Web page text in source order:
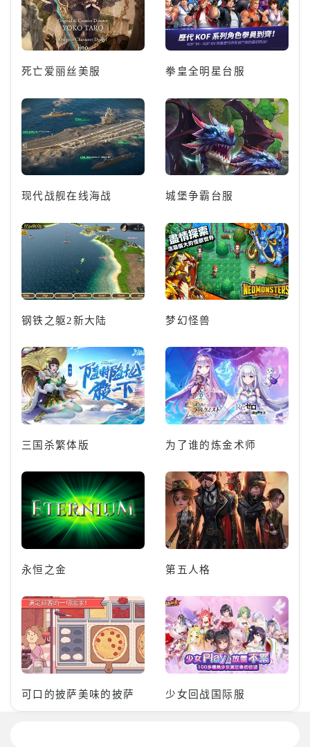
死亡爱丽丝美服 拳皇全明星台服
现代战舰在线海战 城堡争霸台服
钢铁之躯2新大陆 梦幻怪兽
三国杀繁体版 为了谁的炼金术师
永恒之金 第五人格
可口的披萨美味的披萨 少女回战国际服